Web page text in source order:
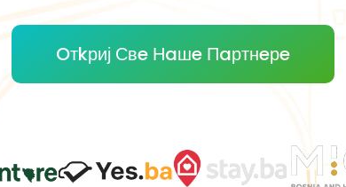
Oтkриј Свe Нaшe Пaртнeрe